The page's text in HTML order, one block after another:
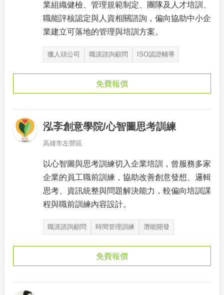
業組織健檢、管理規範制定、團隊及人才培訓、
職能評核認定與人資相關諮詢，偏向協助中小企
業建立可落地的管理與培訓方案。
獵人頭公司 職涯諮詢顧問 ISO認證輔導
免費報價
泓斈創意學院/心智圖思考訓練
高雄市左營區
以心智圖與思考訓練切入企業培訓，曾服務多家
企業的員工職前訓練，協助改善創意發想、邏輯
思考、資訊統整與問題解決能力，較偏向培訓課
程與職前訓練內容設計。
職涯諮詢顧問 時間管理訓練 潛能開發
免費報價